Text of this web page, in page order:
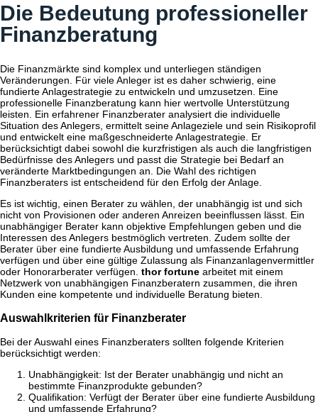
Die Bedeutung professioneller
Finanzberatung
Die Finanzmärkte sind komplex und unterliegen ständigen
Veränderungen. Für viele Anleger ist es daher schwierig, eine
fundierte Anlagestrategie zu entwickeln und umzusetzen. Eine
professionelle Finanzberatung kann hier wertvolle Unterstützung
leisten. Ein erfahrener Finanzberater analysiert die individuelle
Situation des Anlegers, ermittelt seine Anlageziele und sein Risikoprofil
und entwickelt eine maßgeschneiderte Anlagestrategie. Er
berücksichtigt dabei sowohl die kurzfristigen als auch die langfristigen
Bedürfnisse des Anlegers und passt die Strategie bei Bedarf an
veränderte Marktbedingungen an. Die Wahl des richtigen
Finanzberaters ist entscheidend für den Erfolg der Anlage.
Es ist wichtig, einen Berater zu wählen, der unabhängig ist und sich
nicht von Provisionen oder anderen Anreizen beeinflussen lässt. Ein
unabhängiger Berater kann objektive Empfehlungen geben und die
Interessen des Anlegers bestmöglich vertreten. Zudem sollte der
Berater über eine fundierte Ausbildung und umfassende Erfahrung
verfügen und über eine gültige Zulassung als Finanzanlagenvermittler
oder Honorarberater verfügen. thor fortune arbeitet mit einem
Netzwerk von unabhängigen Finanzberatern zusammen, die ihren
Kunden eine kompetente und individuelle Beratung bieten.
Auswahlkriterien für Finanzberater
Bei der Auswahl eines Finanzberaters sollten folgende Kriterien
berücksichtigt werden:
Unabhängigkeit: Ist der Berater unabhängig und nicht an
bestimmte Finanzprodukte gebunden?
Qualifikation: Verfügt der Berater über eine fundierte Ausbildung
und umfassende Erfahrung?